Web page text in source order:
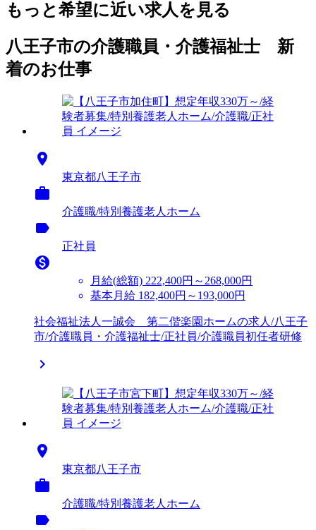
もっと希望に近い求人を見る
八王子市の介護職員・介護福祉士 新
着のお仕事

東京都八王子市

介護職/特別養護老人ホーム
label
正社員

月給(総額) 222,400円～268,000円
基本月給 182,400円～193,000円
社会福祉法人一誠会 第二偕楽園ホームの求人/八王子
市/介護職員・介護福祉士/正社員/介護職員初任者研修


東京都八王子市

介護職/特別養護老人ホーム
label